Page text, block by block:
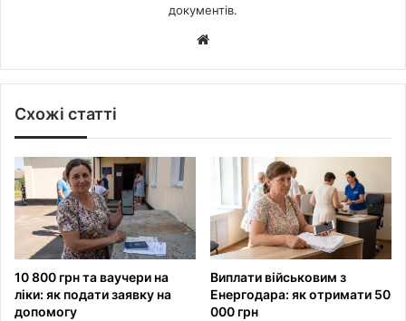
документів.
Схожі статті
10 800 грн та ваучери на
ліки: як подати заявку на
допомогу
Виплати військовим з
Енергодара: як отримати 50
000 грн